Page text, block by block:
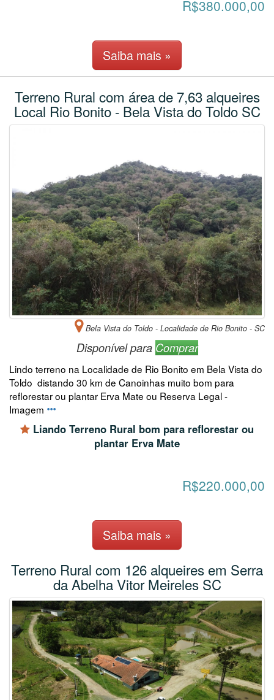
R$380.000,00
Saiba mais »
Terreno Rural com área de 7,63 alqueires
Local Rio Bonito - Bela Vista do Toldo SC
Bela Vista do Toldo - Localidade de Rio Bonito - SC
Disponível para Comprar
Lindo terreno na Localidade de Rio Bonito em Bela Vista do
Toldo distando 30 km de Canoinhas muito bom para
reflorestar ou plantar Erva Mate ou Reserva Legal -
Imagem
Liando Terreno Rural bom para reflorestar ou
plantar Erva Mate
R$220.000,00
Saiba mais »
Terreno Rural com 126 alqueires em Serra
da Abelha Vitor Meireles SC